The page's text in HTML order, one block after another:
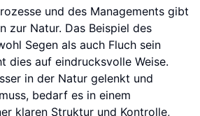
und des Managements gibt
zur Natur. Das Beispiel des
Segen als auch Fluch sein
dies auf eindrucksvolle Weise.
in der Natur gelenkt und
bedarf es in einem
klaren Struktur und Kontrolle,